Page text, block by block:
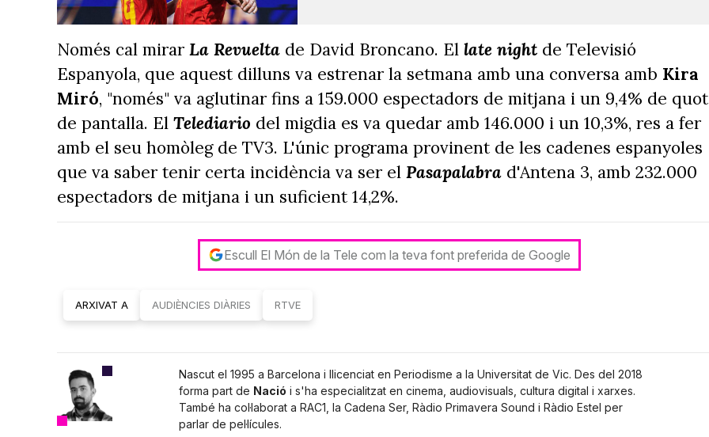
Només cal mirar La Revuelta de David Broncano. El late night de Televisió
Espanyola, que aquest dilluns va estrenar la setmana amb una conversa amb Kira
Miró, "només" va aglutinar fins a 159.000 espectadors de mitjana i un 9,4% de
de pantalla. El Telediario del migdia es va quedar amb 146.000 i un 10,3%, res a fer
amb el seu homòleg de TV3. L'únic programa provinent de les cadenes espanyoles
que va saber tenir certa incidència va ser el Pasapalabra d'Antena 3, amb 232.000
espectadors de mitjana i un suficient 14,2%.
Escull El Món de la Tele com la teva font preferida de Google
ARXIVAT A AUDIÈNCIES DIÀRIES RTVE
Nascut el 1995 a Barcelona i llicenciat en Periodisme a la Universitat de Vic. Des del 2018
forma part de Nació i s'ha especialitzat en cinema, audiovisuals, cultura digital i xarxes.
També ha col·laborat a RAC1, la Cadena Ser, Ràdio Primavera Sound i Ràdio Estel per
parlar de pel·lícules.